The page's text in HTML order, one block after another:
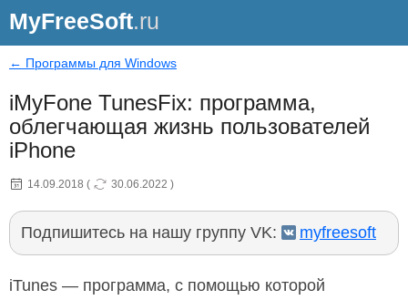
MyFreeSoft.ru
← Программы для Windows
iMyFone TunesFix: программа,
облегчающая жизнь пользователей
iPhone
14.09.2018 ( 30.06.2022 )
Подпишитесь на нашу группу VK: myfreesoft
iTunes — программа, с помощью которой